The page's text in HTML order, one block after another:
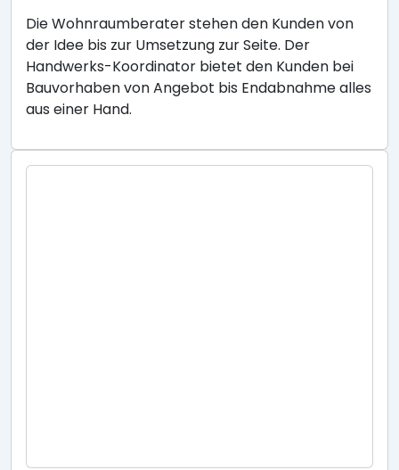
Die Wohnraumberater stehen den Kunden von
der Idee bis zur Umsetzung zur Seite. Der
Handwerks-Koordinator bietet den Kunden bei
Bauvorhaben von Angebot bis Endabnahme alles
aus einer Hand.